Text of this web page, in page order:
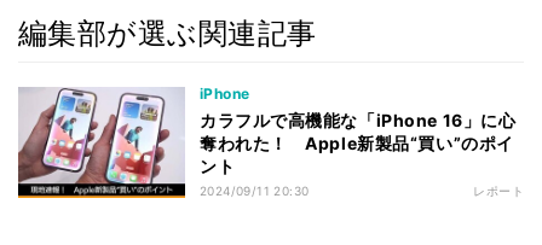
編集部が選ぶ関連記事
iPhone
カラフルで高機能な「iPhone 16」に心
奪われた！ Apple新製品“買い”のポイ
ント
2024/09/11 20:30 レポート